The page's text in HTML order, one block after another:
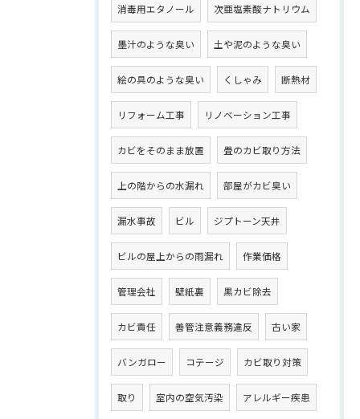
消毒用エタノール 次亜塩素酸ナトリウム
墨汁のような臭い 土や泥のような臭い
絵の具のような臭い くしゃみ 断熱材
リフォーム工事 リノベーション工事
カビをそのまま放置 畳のカビ取り方法
上の階からの水漏れ 部屋がカビ臭い
漏水事故 ビル ジプトーン天井
ビルの屋上からの雨漏れ 作業価格
管理会社 壁紙裏 黒カビ除去
カビ責任 善管注意義務違反 古い家
バンガロー コテージ カビ取り対策
取り 室内の空気汚染 アレルギー疾患